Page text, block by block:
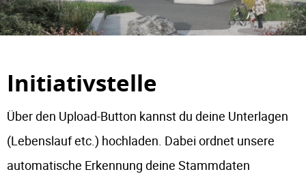
Initiativstelle
Über den Upload-Button kannst du deine Unterlagen
(Lebenslauf etc.) hochladen. Dabei ordnet unsere
automatische Erkennung deine Stammdaten